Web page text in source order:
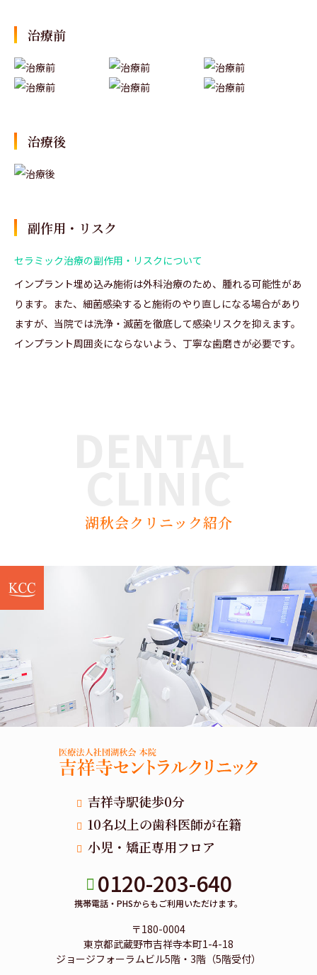
治療前
治療後
副作用・リスク
セラミック治療の副作用・リスクについて
インプラント埋め込み施術は外科治療のため、腫れる可能性があ
ります。また、細菌感染すると施術のやり直しになる場合があり
ますが、当院では洗浄・滅菌を徹底して感染リスクを抑えます。
インプラント周囲炎にならないよう、丁寧な歯磨きが必要です。
湖秋会クリニック紹介
吉祥寺駅徒歩0分
10名以上の歯科医師が在籍
小児・矯正専用フロア
0120-203-640
携帯電話・PHSからもご利用いただけます。
〒180-0004
東京都武蔵野市吉祥寺本町1-4-18
ジョージフォーラムビル5階・3階（5階受付）